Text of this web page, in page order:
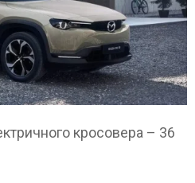
кросовера – 36